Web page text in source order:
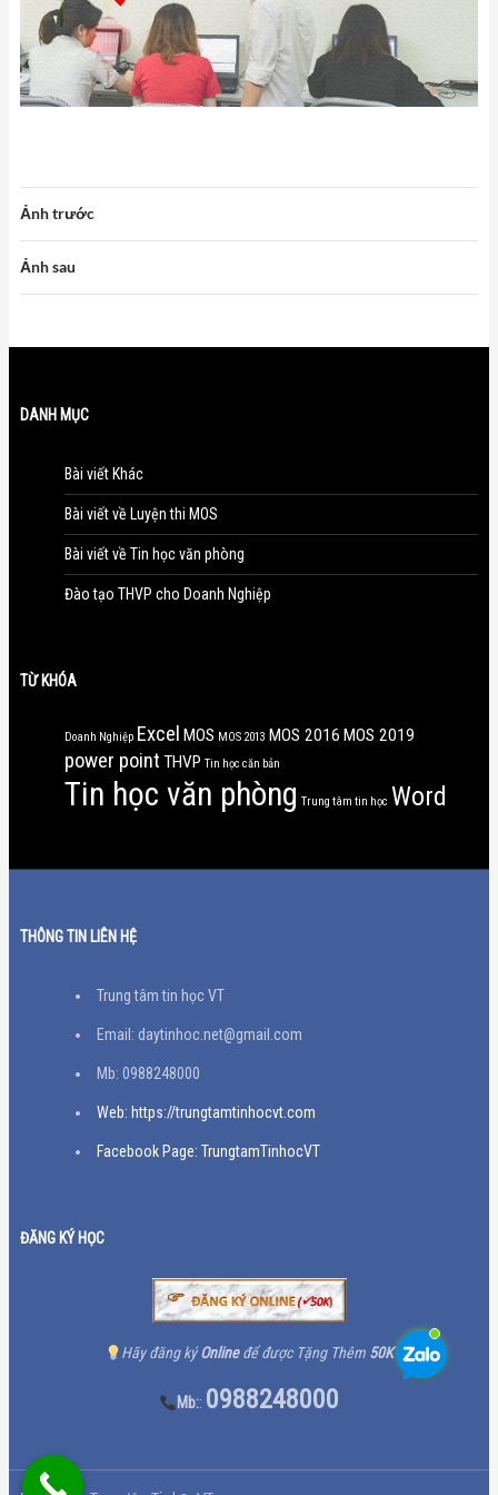
Ảnh trước
Ảnh sau
DANH MỤC
Bài viết Khác
Bài viết về Luyện thi MOS
Bài viết về Tin học văn phòng
Đào tạo THVP cho Doanh Nghiệp
TỪ KHÓA
Doanh Nghiệp Excel MOS MOS 2013 MOS 2016 MOS 2019
power point THVP Tin học căn bản
Tin học văn phòng Trung tâm tin học Word
THÔNG TIN LIÊN HỆ
Trung tâm tin học VT
Email: daytinhoc.net@gmail.com
Mb: 0988248000
Web: https://trungtamtinhocvt.com
Facebook Page: TrungtamTinhocVT
ĐĂNG KÝ HỌC
Hãy đăng kýOnlineđể được Tặng Thêm 50K
Mb:: 0988248000